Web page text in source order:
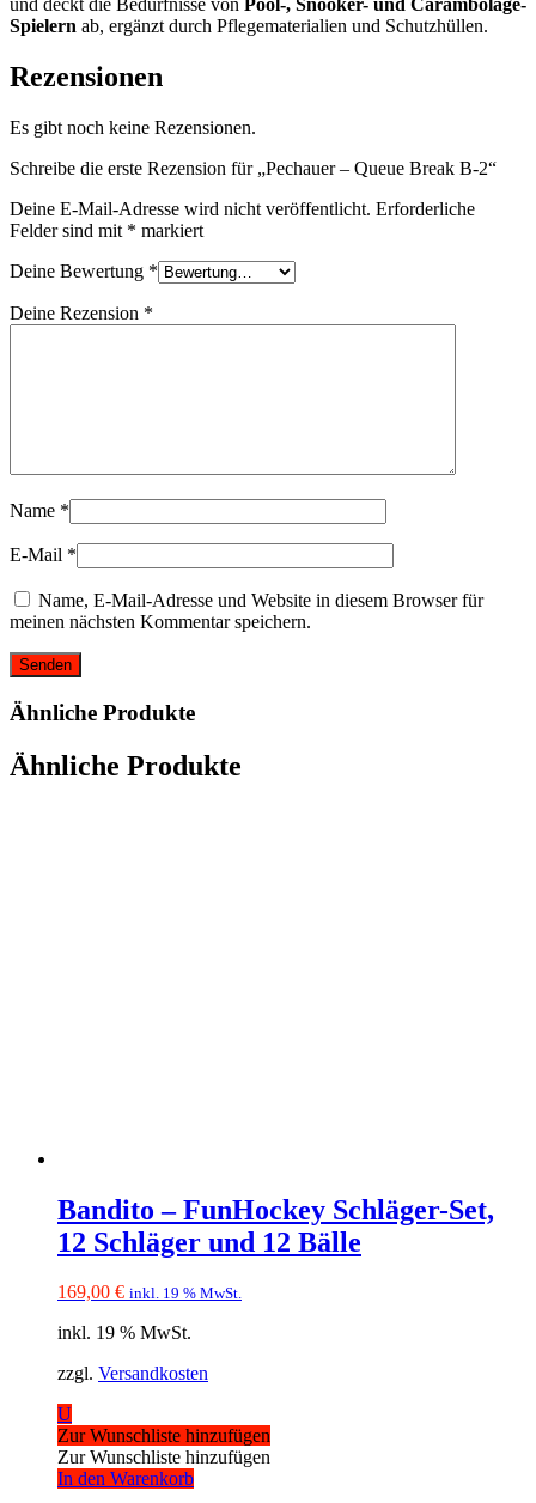
und deckt die Bedürfnisse von Pool-, Snooker- und Carambolage-
Spielern ab, ergänzt durch Pflegematerialien und Schutzhüllen.
Rezensionen
Es gibt noch keine Rezensionen.
Schreibe die erste Rezension für „Pechauer – Queue Break B-2“
Deine E-Mail-Adresse wird nicht veröffentlicht. Erforderliche
Felder sind mit * markiert
Deine Bewertung *
Deine Rezension *
Name *
E-Mail *
Name, E-Mail-Adresse und Website in diesem Browser für
meinen nächsten Kommentar speichern.
Ähnliche Produkte
Ähnliche Produkte
Bandito – FunHockey Schläger-Set,
12 Schläger und 12 Bälle
169,00 € inkl. 19 % MwSt.
inkl. 19 % MwSt.
zzgl. Versandkosten
U
Zur Wunschliste hinzufügen
Zur Wunschliste hinzufügen
In den Warenkorb